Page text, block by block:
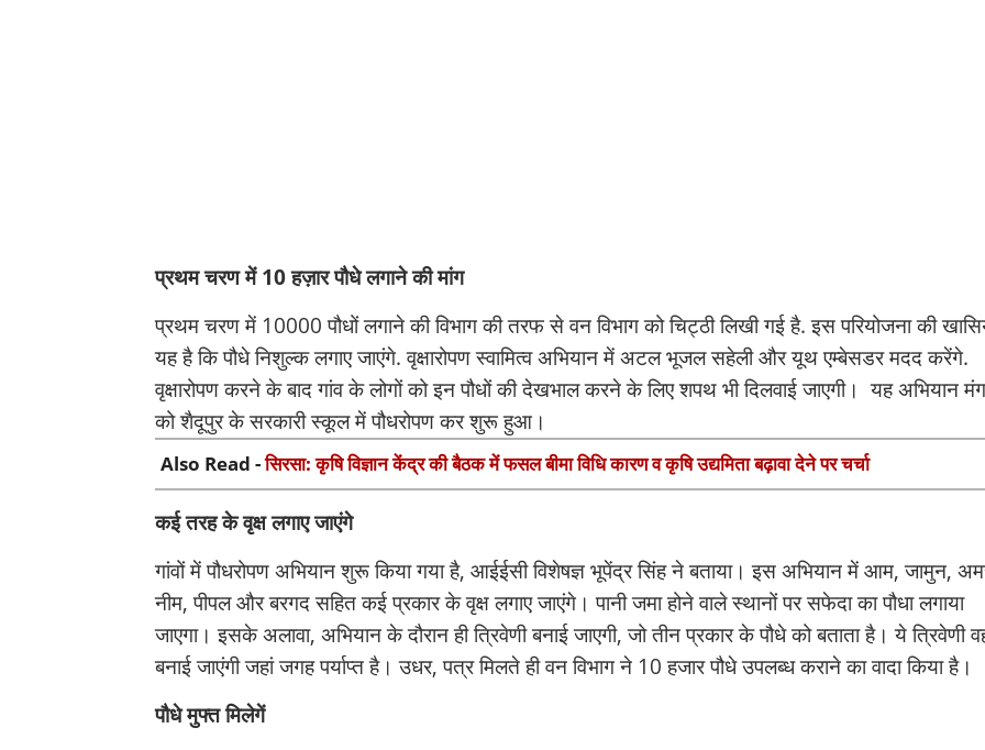
प्रथम चरण में 10 हज़ार पौधे लगाने की मांग
प्रथम चरण में 10000 पौधों लगाने की विभाग की तरफ से वन विभाग को चिट्ठी लिखी गई है. इस परियोजना की
यह है कि पौधे निशुल्क लगाए जाएंगे. वृक्षारोपण स्वामित्व अभियान में अटल भूजल सहेली और यूथ एम्बेसडर मदद करेंगे.
वृक्षारोपण करने के बाद गांव के लोगों को इन पौधों की देखभाल करने के लिए शपथ भी दिलवाई जाएगी। यह अभियान
को शैदूपुर के सरकारी स्कूल में पौधरोपण कर शुरू हुआ।
Also Read -सिरसा: कृषि विज्ञान केंद्र की बैठक में फसल बीमा विधि कारण व कृषि उद्यमिता बढ़ावा देने पर चर्चा
कई तरह के वृक्ष लगाए जाएंगे
गांवों में पौधरोपण अभियान शुरू किया गया है, आईईसी विशेषज्ञ भूपेंद्र सिंह ने बताया। इस अभियान में आम, जामुन,
नीम, पीपल और बरगद सहित कई प्रकार के वृक्ष लगाए जाएंगे। पानी जमा होने वाले स्थानों पर सफेदा का पौधा लगाया
जाएगा। इसके अलावा, अभियान के दौरान ही त्रिवेणी बनाई जाएगी, जो तीन प्रकार के पौधे को बताता है। ये त्रिवेणी
बनाई जाएंगी जहां जगह पर्याप्त है। उधर, पत्र मिलते ही वन विभाग ने 10 हजार पौधे उपलब्ध कराने का वादा किया है।
पौधे मुफ्त मिलेगें